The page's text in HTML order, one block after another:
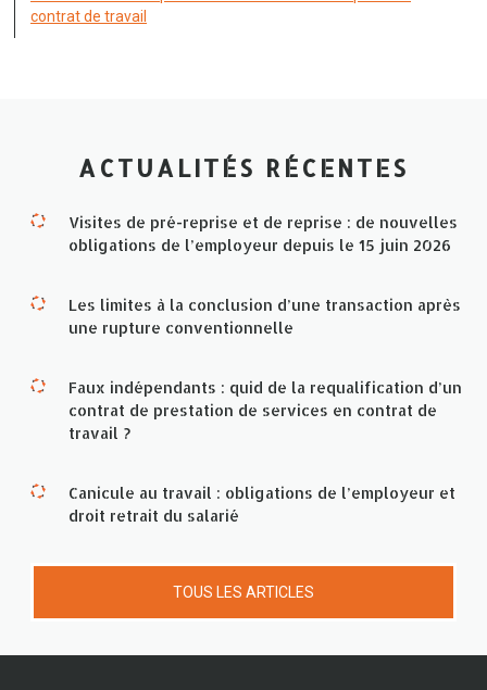
contrat de travail
ACTUALITÉS RÉCENTES
Visites de pré-reprise et de reprise : de nouvelles
obligations de l’employeur depuis le 15 juin 2026
Les limites à la conclusion d’une transaction après
une rupture conventionnelle
Faux indépendants : quid de la requalification d’un
contrat de prestation de services en contrat de
travail ?
Canicule au travail : obligations de l’employeur et
droit retrait du salarié
TOUS LES ARTICLES